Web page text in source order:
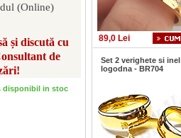
(Online)
și discută cu
de
disponibil in stoc
89,0 Lei
Set 2 verighete si inel
logodna - BR704